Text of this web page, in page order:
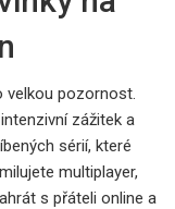
velkou pozornost.
zážitek a
sérií, které
multiplayer,
s přáteli online a